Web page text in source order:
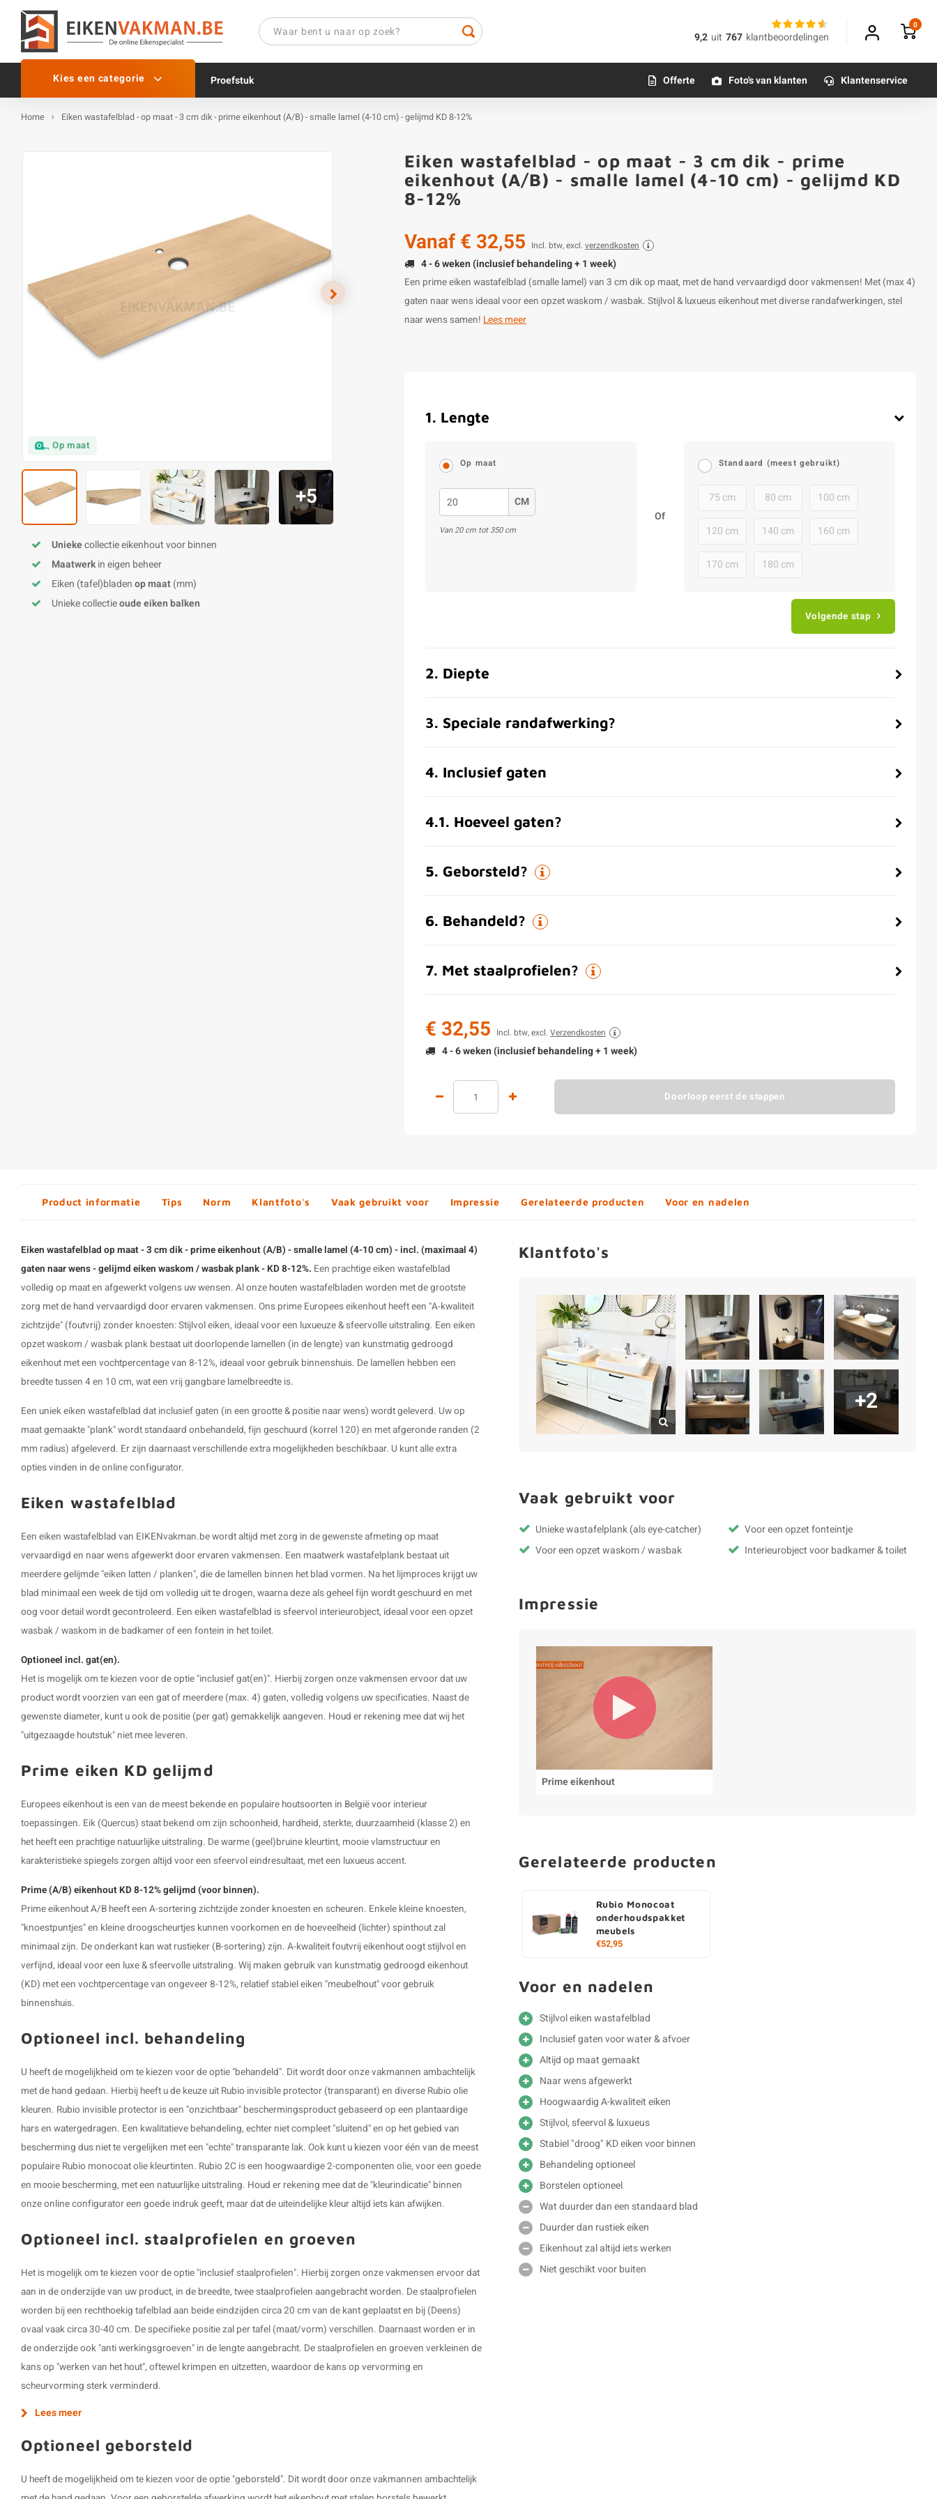
9,2 uit 767 klantbeoordelingen
0
Kies een categorie Proefstuk Offerte Foto's van klanten Klantenservice
Home Eiken wastafelblad - op maat - 3 cm dik - prime eikenhout (A/B) - smalle lamel (4-10 cm) - gelijmd KD 8-12%
Klantfoto
Op maat
+5
Uniekecollectie eikenhout voor binnen
Maatwerkin eigen beheer
Eiken (tafel)bladenop maat(mm)
Unieke collectieoude eiken balken
Eiken wastafelblad - op maat - 3 cm dik - prime
eikenhout (A/B) - smalle lamel (4-10 cm) - gelijmd KD
8-12%
Vanaf€ 32,55 Incl. btw, excl. verzendkosten
4 - 6 weken (inclusief behandeling + 1 week)
Een prime eiken wastafelblad (smalle lamel) van 3 cm dik op maat, met de hand vervaardigd door vakmensen! Met (max 4)
gaten naar wens ideaal voor een opzet waskom / wasbak. Stijlvol & luxueus eikenhout met diverse randafwerkingen, stel
naar wens samen! Lees meer
1. Lengte
Op maat
CM
Van20cm tot350cm
Of
Standaard (meest gebruikt)
75 cm 80 cm 100 cm
120 cm 140 cm 160 cm
170 cm 180 cm
Volgende stap
2. Diepte
3. Speciale randafwerking?
4. Inclusief gaten
4.1. Hoeveel gaten?
5. Geborsteld?
6. Behandeld?
7. Met staalprofielen?
€ 32,55 Incl. btw, excl. Verzendkosten
4 - 6 weken (inclusief behandeling + 1 week)
Doorloop eerst de stappen
Product informatie Tips Norm Klantfoto's Vaak gebruikt voor Impressie Gerelateerde producten Voor en nadelen
Eiken wastafelblad op maat - 3 cm dik - prime eikenhout (A/B) - smalle lamel (4-10 cm) - incl. (maximaal 4)
gaten naar wens - gelijmd eiken waskom / wasbak plank - KD 8-12%. Een prachtige eiken wastafelblad
volledig op maat en afgewerkt volgens uw wensen. Al onze houten wastafelbladen worden met de grootste
zorg met de hand vervaardigd door ervaren vakmensen. Ons prime Europees eikenhout heeft een "A-kwaliteit
zichtzijde" (foutvrij) zonder knoesten: Stijlvol eiken, ideaal voor een luxueuze & sfeervolle uitstraling. Een eiken
opzet waskom / wasbak plank bestaat uit doorlopende lamellen (in de lengte) van kunstmatig gedroogd
eikenhout met een vochtpercentage van 8-12%, ideaal voor gebruik binnenshuis. De lamellen hebben een
breedte tussen 4 en 10 cm, wat een vrij gangbare lamelbreedte is.
Een uniek eiken wastafelblad dat inclusief gaten (in een grootte & positie naar wens) wordt geleverd. Uw op
maat gemaakte "plank" wordt standaard onbehandeld, fijn geschuurd (korrel 120) en met afgeronde randen (2
mm radius) afgeleverd. Er zijn daarnaast verschillende extra mogelijkheden beschikbaar. U kunt alle extra
opties vinden in de online configurator.
Eiken wastafelblad
Een eiken wastafelblad van EIKENvakman.be wordt altijd met zorg in de gewenste afmeting op maat
vervaardigd en naar wens afgewerkt door ervaren vakmensen. Een maatwerk wastafelplank bestaat uit
meerdere gelijmde "eiken latten / planken", die de lamellen binnen het blad vormen. Na het lijmproces krijgt uw
blad minimaal een week de tijd om volledig uit te drogen, waarna deze als geheel fijn wordt geschuurd en met
oog voor detail wordt gecontroleerd. Een eiken wastafelblad is sfeervol interieurobject, ideaal voor een opzet
wasbak / waskom in de badkamer of een fontein in het toilet.
Optioneel incl. gat(en).
Het is mogelijk om te kiezen voor de optie "inclusief gat(en)". Hierbij zorgen onze vakmensen ervoor dat uw
product wordt voorzien van een gat of meerdere (max. 4) gaten, volledig volgens uw specificaties. Naast de
gewenste diameter, kunt u ook de positie (per gat) gemakkelijk aangeven. Houd er rekening mee dat wij het
"uitgezaagde houtstuk" niet mee leveren.
Prime eiken KD gelijmd
Europees eikenhout is een van de meest bekende en populaire houtsoorten in België voor interieur
toepassingen. Eik (Quercus) staat bekend om zijn schoonheid, hardheid, sterkte, duurzaamheid (klasse 2) en
het heeft een prachtige natuurlijke uitstraling. De warme (geel)bruine kleurtint, mooie vlamstructuur en
karakteristieke spiegels zorgen altijd voor een sfeervol eindresultaat, met een luxueus accent.
Prime (A/B) eikenhout KD 8-12% gelijmd (voor binnen).
Prime eikenhout A/B heeft een A-sortering zichtzijde zonder knoesten en scheuren. Enkele kleine knoesten,
"knoestpuntjes" en kleine droogscheurtjes kunnen voorkomen en de hoeveelheid (lichter) spinthout zal
minimaal zijn. De onderkant kan wat rustieker (B-sortering) zijn. A-kwaliteit foutvrij eikenhout oogt stijlvol en
verfijnd, ideaal voor een luxe & sfeervolle uitstraling. Wij maken gebruik van kunstmatig gedroogd eikenhout
(KD) met een vochtpercentage van ongeveer 8-12%, relatief stabiel eiken "meubelhout" voor gebruik
binnenshuis.
Optioneel incl. behandeling
U heeft de mogelijkheid om te kiezen voor de optie "behandeld". Dit wordt door onze vakmannen ambachtelijk
met de hand gedaan. Hierbij heeft u de keuze uit Rubio invisible protector (transparant) en diverse Rubio olie
kleuren. Rubio invisible protector is een "onzichtbaar" beschermingsproduct gebaseerd op een plantaardige
hars en watergedragen. Een kwalitatieve behandeling, echter niet compleet "sluitend" en op het gebied van
bescherming dus niet te vergelijken met een "echte" transparante lak. Ook kunt u kiezen voor één van de meest
populaire Rubio monocoat olie kleurtinten. Rubio 2C is een hoogwaardige 2-componenten olie, voor een goede
en mooie bescherming, met een natuurlijke uitstraling. Houd er rekening mee dat de "kleurindicatie" binnen
onze online configurator een goede indruk geeft, maar dat de uiteindelijke kleur altijd iets kan afwijken.
Optioneel incl. staalprofielen en groeven
Het is mogelijk om te kiezen voor de optie "inclusief staalprofielen". Hierbij zorgen onze vakmensen ervoor dat
aan in de onderzijde van uw product, in de breedte, twee staalprofielen aangebracht worden. De staalprofielen
worden bij een rechthoekig tafelblad aan beide eindzijden circa 20 cm van de kant geplaatst en bij (Deens)
ovaal vaak circa 30-40 cm. De specifieke positie zal per tafel (maat/vorm) verschillen. Daarnaast worden er in
de onderzijde ook "anti werkingsgroeven" in de lengte aangebracht. De staalprofielen en groeven verkleinen de
kans op "werken van het hout", oftewel krimpen en uitzetten, waardoor de kans op vervorming en
scheurvorming sterk verminderd.
Lees meer
Optioneel geborsteld
U heeft de mogelijkheid om te kiezen voor de optie "geborsteld". Dit wordt door onze vakmannen ambachtelijk
Klantfoto's
+2
Vaak gebruikt voor
Unieke wastafelplank (als eye-catcher)
Voor een opzet waskom / wasbak
Voor een opzet fonteintje
Interieurobject voor badkamer & toilet
Impressie
Prime eikenhout
Gerelateerde producten
Rubio Monocoat
onderhoudspakket
meubels
€52,95
Voor en nadelen
Stijlvol eiken wastafelblad
Inclusief gaten voor water & afvoer
Altijd op maat gemaakt
Naar wens afgewerkt
Hoogwaardig A-kwaliteit eiken
Stijlvol, sfeervol & luxueus
Stabiel "droog" KD eiken voor binnen
Behandeling optioneel
Borstelen optioneel
Wat duurder dan een standaard blad
Duurder dan rustiek eiken
Eikenhout zal altijd iets werken
Niet geschikt voor buiten